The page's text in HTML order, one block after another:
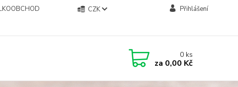
CZK Přihlášení
0ks
za 0,00 Kč